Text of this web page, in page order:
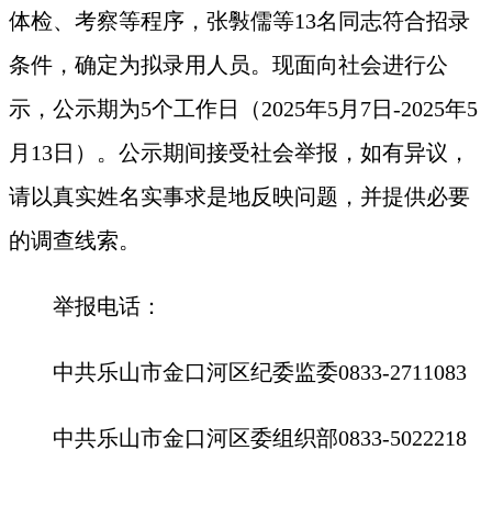
体检、考察等程序，张斅儒等13名同志符合招录
条件，确定为拟录用人员。现面向社会进行公
示，公示期为5个工作日（2025年5月7日-2025年5
月13日）。公示期间接受社会举报，如有异议，
请以真实姓名实事求是地反映问题，并提供必要
的调查线索。
举报电话：
中共乐山市金口河区纪委监委0833-2711083
中共乐山市金口河区委组织部0833-5022218